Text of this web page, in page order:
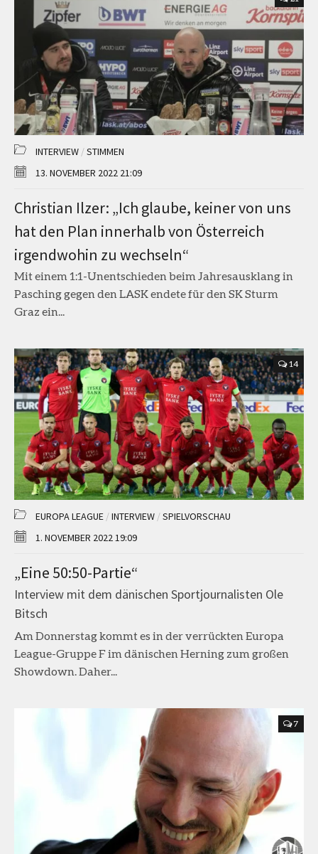
INTERVIEW /STIMMEN
13. NOVEMBER 2022 21:09
Christian Ilzer: „Ich glaube, keiner von uns
hat den Plan innerhalb von Österreich
irgendwohin zu wechseln“
Mit einem 1:1-Unentschieden beim Jahresausklang in
Pasching gegen den LASK endete für den SK Sturm
Graz ein...
14
EUROPA LEAGUE /INTERVIEW /SPIELVORSCHAU
1. NOVEMBER 2022 19:09
„Eine 50:50-Partie“
Interview mit dem dänischen Sportjournalisten Ole
Bitsch
Am Donnerstag kommt es in der verrückten Europa
League-Gruppe F im dänischen Herning zum großen
Showdown. Daher...
7